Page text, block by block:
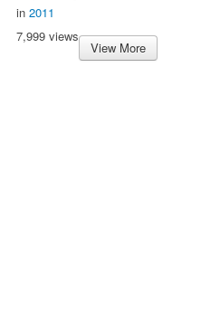
in 2011
7,999 views
View More